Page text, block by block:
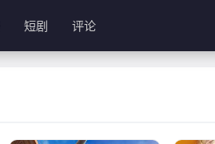
短剧 评论